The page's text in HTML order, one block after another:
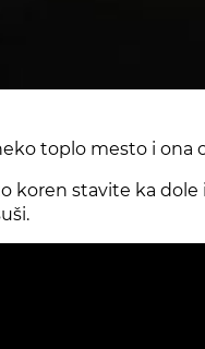
toplo mesto i ona
koren stavite ka